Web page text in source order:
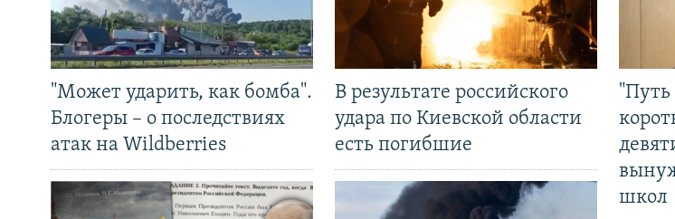
"Может ударить, как бомба".
Блогеры – о последствиях
атак на Wildberries
В результате российского
удара по Киевской области
есть погибшие
"Путь
школ